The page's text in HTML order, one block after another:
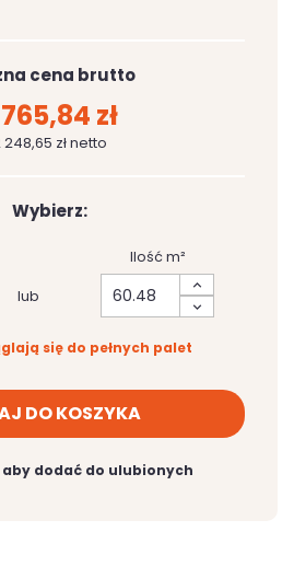
cena brutto
zł
248,65 zł netto
Wybierz:
lub
Ilość m²
się do pełnych palet
DO KOSZYKA
aby dodać do ulubionych